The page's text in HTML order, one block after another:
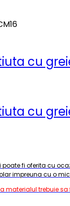
cu
cu
poate fi oferita cu
impreuna cu o
materialul trebuie sa